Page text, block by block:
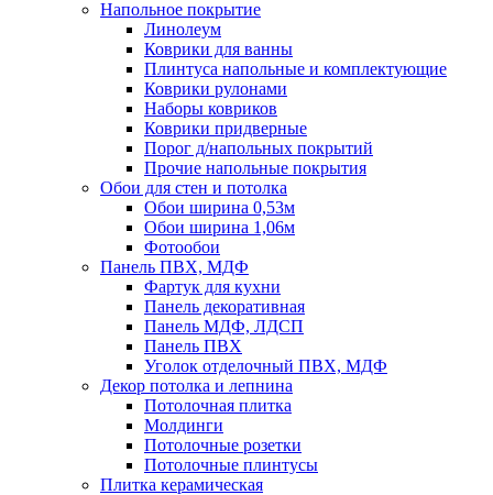
Напольное покрытие
Линолеум
Коврики для ванны
Плинтуса напольные и комплектующие
Коврики рулонами
Наборы ковриков
Коврики придверные
Порог д/напольных покрытий
Прочие напольные покрытия
Обои для стен и потолка
Обои ширина 0,53м
Обои ширина 1,06м
Фотообои
Панель ПВХ, МДФ
Фартук для кухни
Панель декоративная
Панель МДФ, ЛДСП
Панель ПВХ
Уголок отделочный ПВХ, МДФ
Декор потолка и лепнина
Потолочная плитка
Молдинги
Потолочные розетки
Потолочные плинтусы
Плитка керамическая